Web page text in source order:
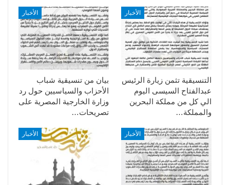
الأخبار
بيان من تنسيقية شباب
الأحزاب والسياسيين حول رد
وزارة الخارجية المصرية على
تصريحات…
الأخبار
التنسيقية تثمن زيارة الرئيس
عبدالفتاح السيسى اليوم
الي كل من مملكة البحرين
والمملكة…
الأخبار الأخبار